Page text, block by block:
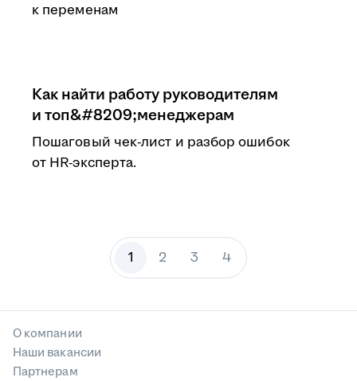
к переменам
Как найти работу руководителям
и топ&#8209;менеджерам
Пошаговый чек-лист и разбор ошибок
от HR-эксперта.
1 2 3 4
О компании
Наши вакансии
Партнерам